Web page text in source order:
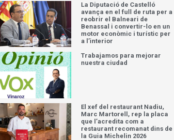
La Diputació de Castelló
avança en el full de ruta per a
reobrir el Balneari de
Benassal i convertir-lo en un
motor econòmic i turístic per
a l’interior
Trabajamos para mejorar
nuestra ciudad
El xef del restaurant Nadiu,
Marc Martorell, rep la placa
que l’acredita com a
restaurant recomanat dins de
la Guia Michelin 2026